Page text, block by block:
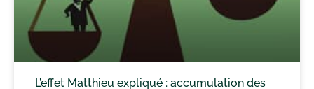
L’effet Matthieu expliqué : accumulation des